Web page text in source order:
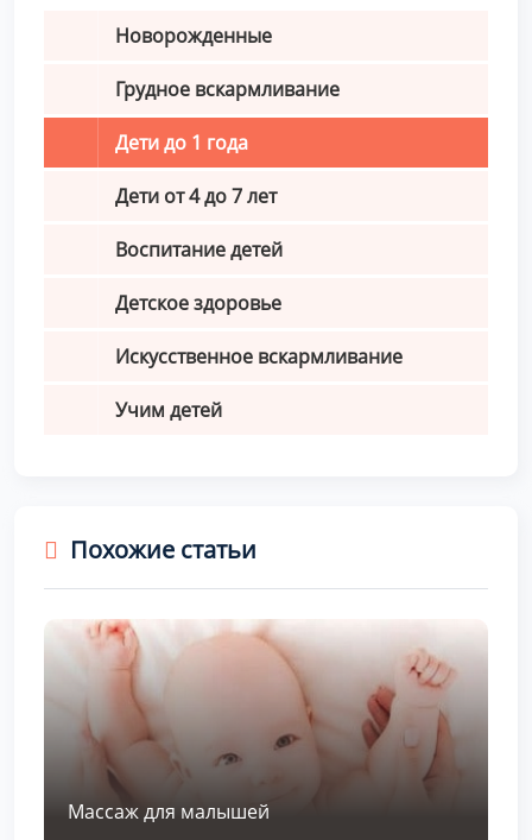
Новорожденные
Грудное вскармливание
Дети до 1 года
Дети от 4 до 7 лет
Воспитание детей
Детское здоровье
Искусственное вскармливание
Учим детей
Похожие статьи
Массаж для малышей